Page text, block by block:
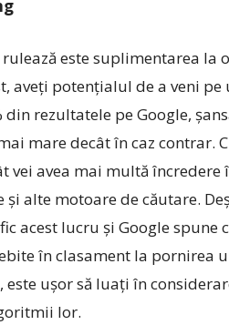
este suplimentarea la
aveți potențialul de a veni pe
rezultatele pe Google,
mare decât în ​​caz contrar.
vei avea mai multă
alte motoare de căutare.
acest lucru și Google spune
în clasament la pornirea
este ușor să luați în
lor.